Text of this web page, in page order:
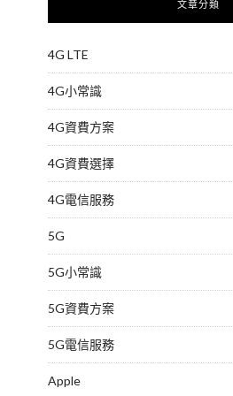
文章分類
4G LTE
4G小常識
4G資費方案
4G資費選擇
4G電信服務
5G
5G小常識
5G資費方案
5G電信服務
Apple